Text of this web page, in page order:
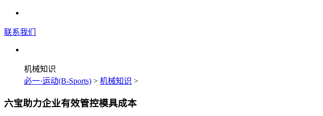
联系我们
机械知识
必一·运动(B-Sports) > 机械知识 >
六宝助力企业有效管控模具成本